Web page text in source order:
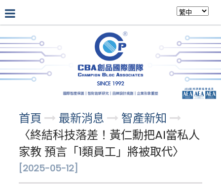
公司介紹 專業團隊
首頁 最新消息
智產新知
〈終結科技落差！黃仁勳把AI當私人
家教 預言「1類員工」將被取代〉
[2025-05-12]